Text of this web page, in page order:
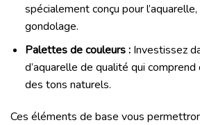
spécialement conçu pour
gondolage.
Palettes de couleurs :Investissez
d’aquarelle de qualité qui
des tons naturels.
Ces éléments de base vous